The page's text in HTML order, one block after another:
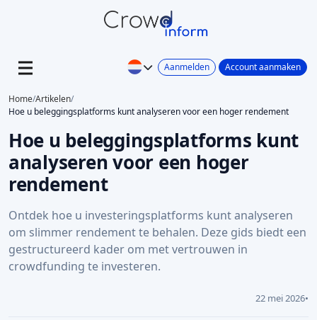
Aanmelden Account aanmaken
Home/Artikelen/
Hoe u beleggingsplatforms kunt analyseren voor een hoger rendement
Hoe u beleggingsplatforms kunt
analyseren voor een hoger
rendement
Ontdek hoe u investeringsplatforms kunt analyseren
om slimmer rendement te behalen. Deze gids biedt een
gestructureerd kader om met vertrouwen in
crowdfunding te investeren.
22 mei 2026•